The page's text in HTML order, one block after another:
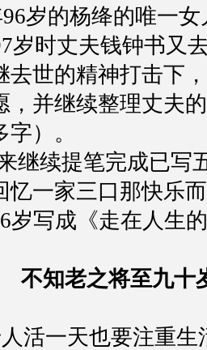
96岁的杨绛的唯一女
岁时丈夫钱钟书又
去世的精神打击下
，并继续整理丈夫
字）。
继续提笔完成已写
忆一家三口那快乐
岁写成《走在人生
不知老之将至九十
活一天也要注重生